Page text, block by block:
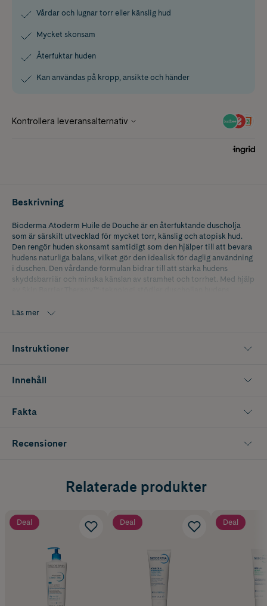
Vårdar och lugnar torr eller känslig hud
Mycket skonsam
Återfuktar huden
Kan användas på kropp, ansikte och händer
Beskrivning
Bioderma Atoderm Huile de Douche är en återfuktande duscholja
som är särskilt utvecklad för mycket torr, känslig och atopisk hud.
Den rengör huden skonsamt samtidigt som den hjälper till att bevara
hudens naturliga balans, vilket gör den idealisk för daglig användning
i duschen. Den vårdande formulan bidrar till att stärka hudens
skyddsbarriär och minska känslan av stramhet och torrhet. Med hjälp
bidrar till att öka hudens tolerans mot exempelvis kyla och
Duscholjan passar för användning på kropp, ansikte och händer och
undantag för prematura.
Läs mer
Instruktioner
Innehåll
Fakta
Recensioner
Relaterade produkter
Deal Deal Deal